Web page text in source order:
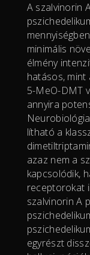
A szalvinorin
minimális
élmény
hatásos,
5-MeO-DMT
annyira
lítható a
azaz nem a
kapcsolódik,
receptorokat
szalvinorin A
egyrészt